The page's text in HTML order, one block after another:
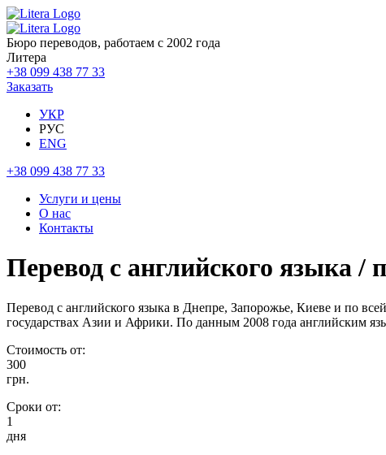
Бюро переводов, работаем с 2002 года
Литера
+38 099 438 77 33
Заказать
УКР
РУС
ENG
+38 099 438 77 33
Услуги и цены
О нас
Контакты
Перевод с английского языка /
Перевод с английского языка в Днепре, Запорожье, Киеве и по
государствах Азии и Африки. По данным 2008 года английским
Стоимость от:
300
грн.
Сроки от:
1
дня